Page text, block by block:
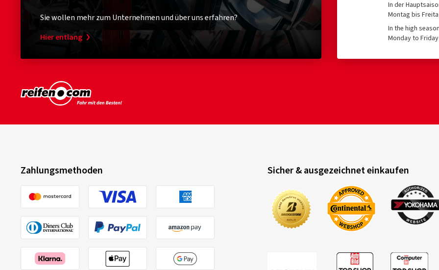
Sie wollen mehr zum Unternehmen und über uns erfahren?
Hier entlang
In der
Montag bis
In the high
Monday to
Zahlungsmethoden Sicher & ausgezeichnet einkaufen